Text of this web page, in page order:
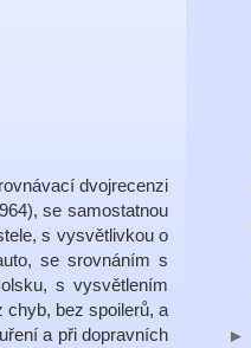
dvojrecenzi
se samostatnou
s vysvětlivkou o
se srovnáním s
s vysvětlením
chyb, bez spoilerů, a
a při dopravních
►